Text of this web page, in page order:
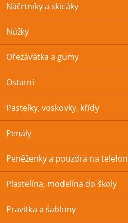
Náčrtníky a skicáky
Nůžky
Ořezávátka a gumy
Ostatní
Pastelky, voskovky, křídy
Penály
Peněženky a pouzdra na telefon
Plastelína, modelína do školy
Pravítka a šablony